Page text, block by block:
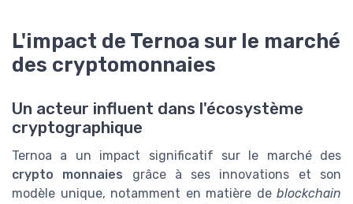
L'impact de Ternoa sur le marché
des cryptomonnaies
Un acteur influent dans l'écosystème
cryptographique
Ternoa a un impact significatif sur le marché des
crypto monnaies grâce à ses innovations et son
modèle unique, notamment en matière de blockchain